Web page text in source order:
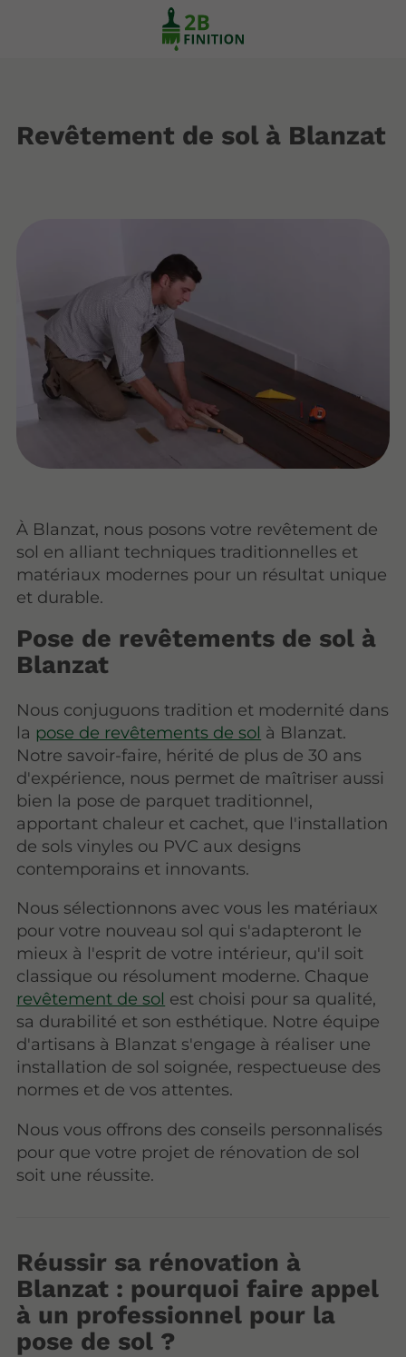
Revêtement de sol à Blanzat
À Blanzat, nous posons votre revêtement de
sol en alliant techniques traditionnelles et
matériaux modernes pour un résultat unique
et durable.
Pose de revêtements de sol à
Blanzat
Nous conjuguons tradition et modernité dans
la pose de revêtements de sol à Blanzat.
Notre savoir-faire, hérité de plus de 30 ans
d'expérience, nous permet de maîtriser aussi
bien la pose de parquet traditionnel,
apportant chaleur et cachet, que l'installation
de sols vinyles ou PVC aux designs
contemporains et innovants.
Nous sélectionnons avec vous les matériaux
pour votre nouveau sol qui s'adapteront le
mieux à l'esprit de votre intérieur, qu'il soit
classique ou résolument moderne. Chaque
revêtement de sol est choisi pour sa qualité,
sa durabilité et son esthétique. Notre équipe
d'artisans à Blanzat s'engage à réaliser une
installation de sol soignée, respectueuse des
normes et de vos attentes.
Nous vous offrons des conseils personnalisés
pour que votre projet de rénovation de sol
soit une réussite.
Réussir sa rénovation à
Blanzat : pourquoi faire appel
à un professionnel pour la
pose de sol ?